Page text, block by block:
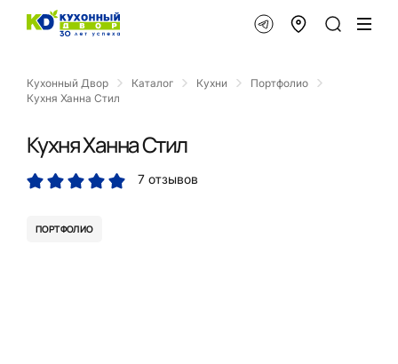
Кухонный Двор Каталог Кухни
Портфолио
Кухня Ханна Стил
Кухня Ханна Стил
7 отзывов
ПОРТФОЛИО